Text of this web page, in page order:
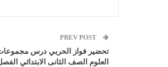
تحضير فواز الحربي درس مجموعات
العلوم الصف الثانى الابتدائي